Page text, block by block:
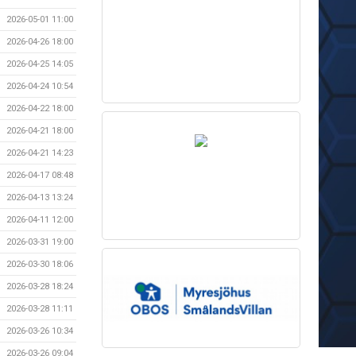
2026-05-01 11:00
2026-04-26 18:00
2026-04-25 14:05
2026-04-24 10:54
2026-04-22 18:00
2026-04-21 18:00
2026-04-21 14:23
2026-04-17 08:48
2026-04-13 13:24
2026-04-11 12:00
2026-03-31 19:00
2026-03-30 18:06
2026-03-28 18:24
2026-03-28 11:11
2026-03-26 10:34
2026-03-26 09:04